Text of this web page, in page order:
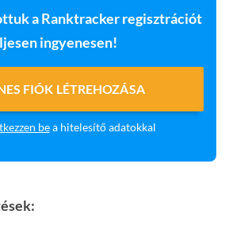
a Ranktracker regisztrációt
ingyenesen!
FIÓK LÉTREHOZÁSA
bea hitelesítő adatokkal